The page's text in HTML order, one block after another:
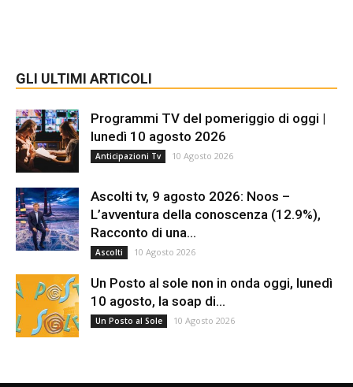
GLI ULTIMI ARTICOLI
Programmi TV del pomeriggio di oggi |
lunedì 10 agosto 2026
Anticipazioni Tv 10 Agosto 2026
Ascolti tv, 9 agosto 2026: Noos –
L’avventura della conoscenza (12.9%),
Racconto di una...
Ascolti 10 Agosto 2026
Un Posto al sole non in onda oggi, lunedì
10 agosto, la soap di...
Un Posto al Sole 10 Agosto 2026